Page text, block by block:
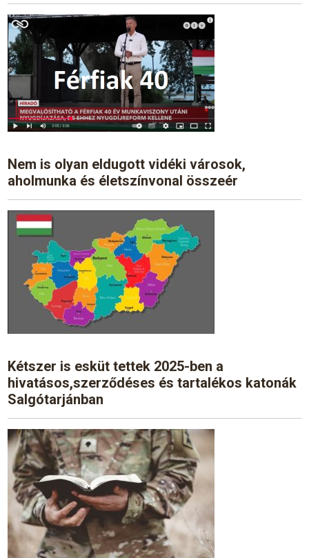
Nem is olyan eldugott vidéki városok,
aholmunka és életszínvonal összeér
Kétszer is esküt tettek 2025-ben a
hivatásos,szerződéses és tartalékos katonák
Salgótarjánban